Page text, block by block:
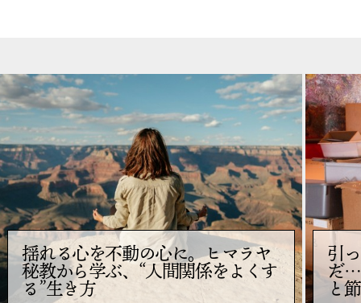
揺れる心を不動の心に。ヒマラヤ
秘教から学ぶ、“人間関係をよくす
る”生き方
引
だ…
と